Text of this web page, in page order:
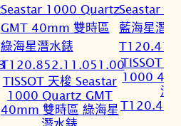
TISSOT 天梭 Seastar
1000 Quartz GMT
40mm 雙時區 綠海星
TISSOT
1000
潛